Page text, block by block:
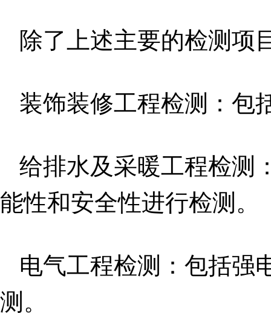
除了上述主要的检测项
装饰装修工程检测：包
给排水及采暖工程检测
能性和安全性进行检测。
电气工程检测：包括强
测。